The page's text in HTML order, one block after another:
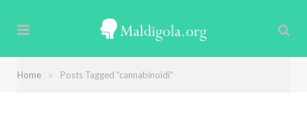
Home » Posts Tagged "cannabinoidi"